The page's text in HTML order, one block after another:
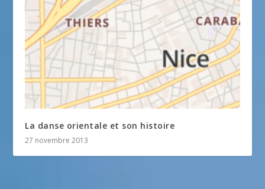
La danse orientale et son histoire
27 novembre 2013